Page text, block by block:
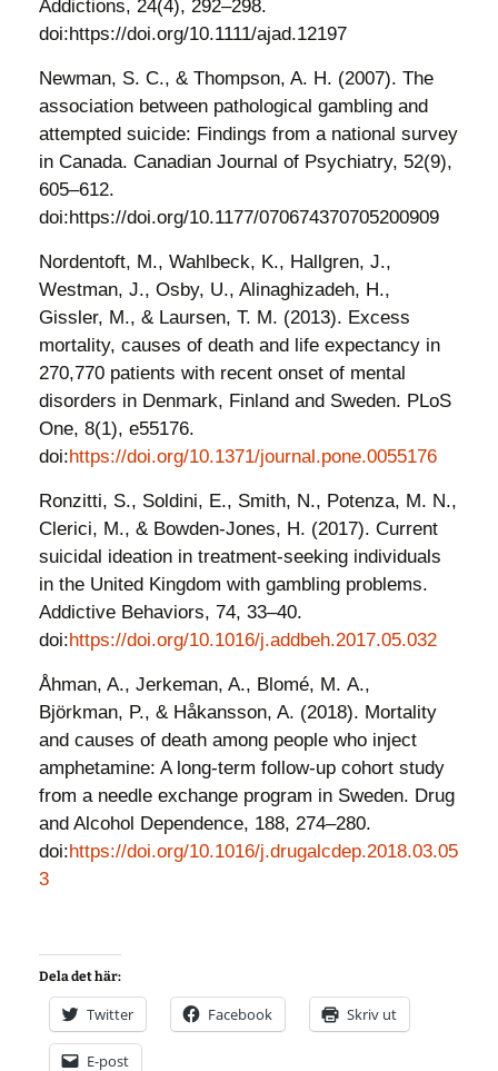
Addictions, 24(4), 292–298.
doi:https://doi.org/10.1111/ajad.12197
Newman, S. C., & Thompson, A. H. (2007). The
association between pathological gambling and
attempted suicide: Findings from a national survey
in Canada. Canadian Journal of Psychiatry, 52(9),
605–612.
doi:https://doi.org/10.1177/070674370705200909
Nordentoft, M., Wahlbeck, K., Hallgren, J.,
Westman, J., Osby, U., Alinaghizadeh, H.,
Gissler, M., & Laursen, T. M. (2013). Excess
mortality, causes of death and life expectancy in
270,770 patients with recent onset of mental
disorders in Denmark, Finland and Sweden. PLoS
One, 8(1), e55176.
doi:https://doi.org/10.1371/journal.pone.0055176
Ronzitti, S., Soldini, E., Smith, N., Potenza, M. N.,
Clerici, M., & Bowden-Jones, H. (2017). Current
suicidal ideation in treatment-seeking individuals
in the United Kingdom with gambling problems.
Addictive Behaviors, 74, 33–40.
doi:https://doi.org/10.1016/j.addbeh.2017.05.032
Åhman, A., Jerkeman, A., Blomé, M. A.,
Björkman, P., & Håkansson, A. (2018). Mortality
and causes of death among people who inject
amphetamine: A long-term follow-up cohort study
from a needle exchange program in Sweden. Drug
and Alcohol Dependence, 188, 274–280.
doi:https://doi.org/10.1016/j.drugalcdep.2018.03.05
3
Dela det här:
Twitter Facebook Skriv ut
E-post